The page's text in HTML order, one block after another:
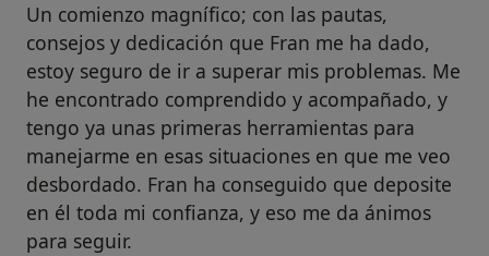
Un comienzo magnífico; con las pautas,
consejos y dedicación que Fran me ha dado,
estoy seguro de ir a superar mis problemas. Me
he encontrado comprendido y acompañado, y
tengo ya unas primeras herramientas para
manejarme en esas situaciones en que me veo
desbordado. Fran ha conseguido que deposite
en él toda mi confianza, y eso me da ánimos
para seguir.